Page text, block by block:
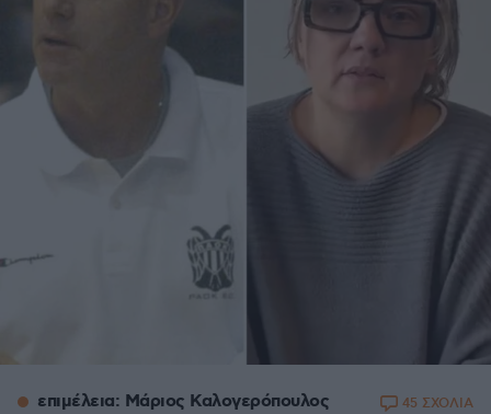
επιμέλεια: Μάριος Καλογερόπουλος 45 ΣΧΟΛΙΑ